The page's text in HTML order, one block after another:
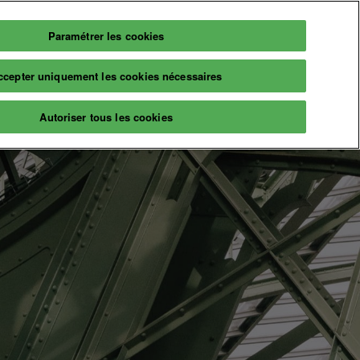
Français
Français
Billetterie
événements
Billetterie
A propos
Prochaine édition
Nos engagements
Paramétrer les cookies
uniquement les cookies nécessaires
Autoriser tous les cookies